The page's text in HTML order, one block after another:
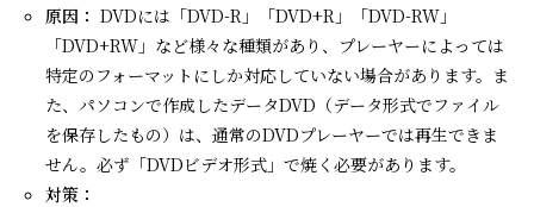
原因： DVDには「DVD-R」「DVD+R」「DVD-RW」
「DVD+RW」など様々な種類があり、プレーヤーによっては
特定のフォーマットにしか対応していない場合があります。ま
た、パソコンで作成したデータDVD（データ形式でファイル
を保存したもの）は、通常のDVDプレーヤーでは再生できま
せん。必ず「DVDビデオ形式」で焼く必要があります。
対策：